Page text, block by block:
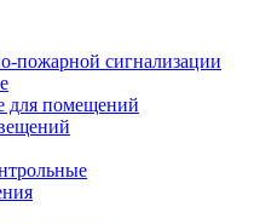
пожарной сигнализации
для помещений